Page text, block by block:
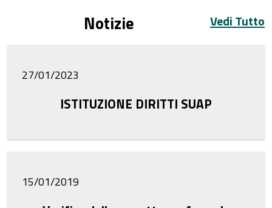
Notizie Vedi Tutto
27/01/2023
ISTITUZIONE DIRITTI SUAP
15/01/2019